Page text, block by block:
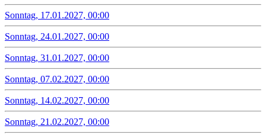
Sonntag, 17.01.2027, 00:00
Sonntag, 24.01.2027, 00:00
Sonntag, 31.01.2027, 00:00
Sonntag, 07.02.2027, 00:00
Sonntag, 14.02.2027, 00:00
Sonntag, 21.02.2027, 00:00